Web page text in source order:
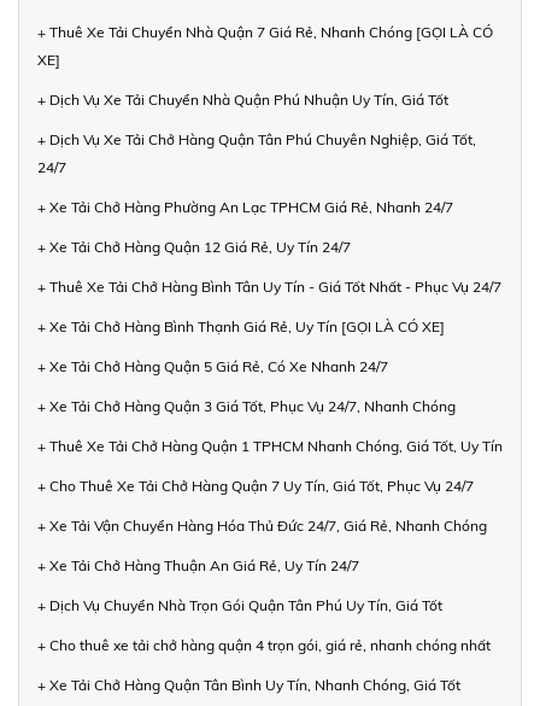
+ Thuê Xe Tải Chuyển Nhà Quận 7 Giá Rẻ, Nhanh Chóng [GỌI LÀ CÓ
XE]
+ Dịch Vụ Xe Tải Chuyển Nhà Quận Phú Nhuận Uy Tín, Giá Tốt
+ Dịch Vụ Xe Tải Chở Hàng Quận Tân Phú Chuyên Nghiệp, Giá Tốt,
24/7
+ Xe Tải Chở Hàng Phường An Lạc TPHCM Giá Rẻ, Nhanh 24/7
+ Xe Tải Chở Hàng Quận 12 Giá Rẻ, Uy Tín 24/7
+ Thuê Xe Tải Chở Hàng Bình Tân Uy Tín - Giá Tốt Nhất - Phục Vụ 24/7
+ Xe Tải Chở Hàng Bình Thạnh Giá Rẻ, Uy Tín [GỌI LÀ CÓ XE]
+ Xe Tải Chở Hàng Quận 5 Giá Rẻ, Có Xe Nhanh 24/7
+ Xe Tải Chở Hàng Quận 3 Giá Tốt, Phục Vụ 24/7, Nhanh Chóng
+ Thuê Xe Tải Chở Hàng Quận 1 TPHCM Nhanh Chóng, Giá Tốt, Uy Tín
+ Cho Thuê Xe Tải Chở Hàng Quận 7 Uy Tín, Giá Tốt, Phục Vụ 24/7
+ Xe Tải Vận Chuyển Hàng Hóa Thủ Đức 24/7, Giá Rẻ, Nhanh Chóng
+ Xe Tải Chở Hàng Thuận An Giá Rẻ, Uy Tín 24/7
+ Dịch Vụ Chuyển Nhà Trọn Gói Quận Tân Phú Uy Tín, Giá Tốt
+ Cho thuê xe tải chở hàng quận 4 trọn gói, giá rẻ, nhanh chóng nhất
+ Xe Tải Chở Hàng Quận Tân Bình Uy Tín, Nhanh Chóng, Giá Tốt